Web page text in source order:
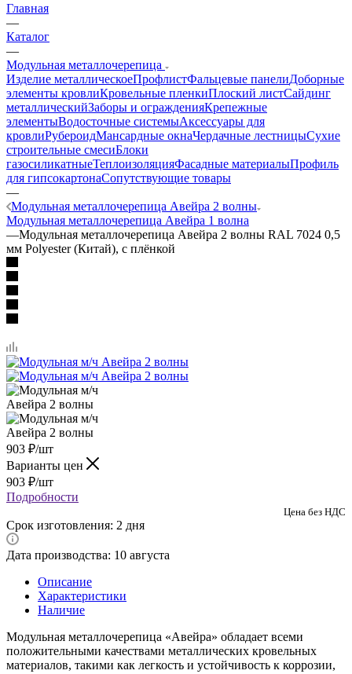
Главная
—
Каталог
—
Модульная металлочерепица
Изделие металлическоеПрофлистФальцевые панелиДоборные
элементы кровлиКровельные пленкиПлоский листСайдинг
металлическийЗаборы и огражденияКрепежные
элементыВодосточные системыАксессуары для
кровлиРубероидМансардные окнаЧердачные лестницыСухие
строительные смесиБлоки
газосиликатныеТеплоизоляцияФасадные материалыПрофиль
для гипсокартонаСопутствующие товары
—
Модульная металлочерепица Авейра 2 волны
Модульная металлочерепица Авейра 1 волна
—Модульная металлочерепица Авейра 2 волны RAL 7024 0,5
мм Polyester (Китай), с плёнкой
903 ₽/шт
Варианты цен
903 ₽/шт
Подробности
Цена без НДС
Срок изготовления: 2 дня
Дата производства: 10 августа
Описание
Характеристики
Наличие
Модульная металлочерепица «Авейра» обладает всеми
положительными качествами металлических кровельных
материалов, такими как легкость и устойчивость к коррозии,